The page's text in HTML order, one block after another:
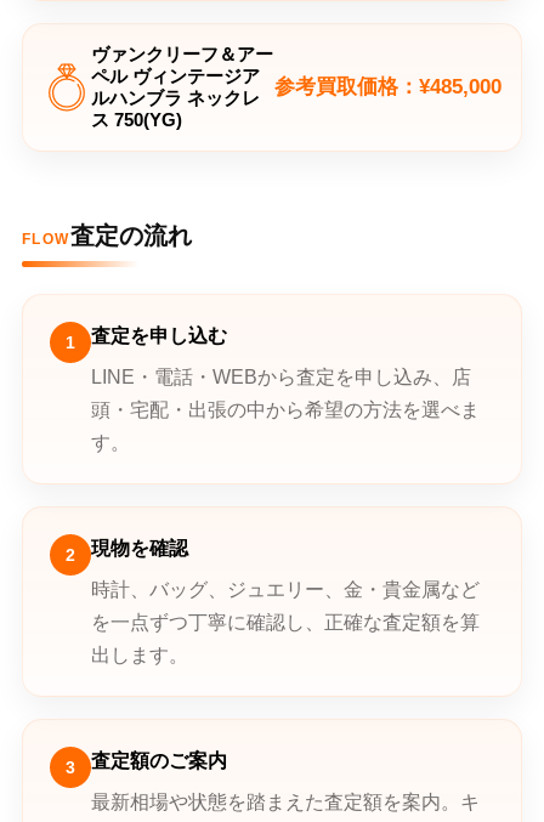
ヴァンクリーフ＆アー
ペル ヴィンテージア
ルハンブラ ネックレ
ス 750(YG)
参考買取価格：¥485,000
FLOW査定の流れ
1
査定を申し込む
LINE・電話・WEBから査定を申し込み、店
頭・宅配・出張の中から希望の方法を選べま
す。
2
現物を確認
時計、バッグ、ジュエリー、金・貴金属など
を一点ずつ丁寧に確認し、正確な査定額を算
出します。
3
査定額のご案内
最新相場や状態を踏まえた査定額を案内。キ